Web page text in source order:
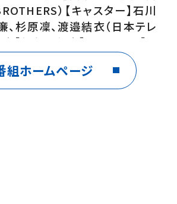
）【キャスター】石川
、杉原凜、渡邉結衣（日本テレ
）【気象予報士】くぼてんき【ス
なえなの【買いドキッ！？】小室
企画】桝 太一【日本全国食の
本田剛文（BOYS AND MEN）
組ホームページ